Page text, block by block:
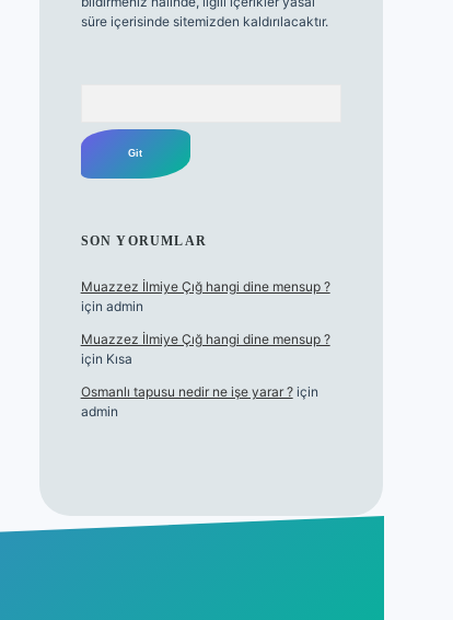
süre içerisinde sitemizden kaldırılacaktır.
SON YORUMLAR
Muazzez İlmiye Çığ hangi dine mensup ?
için admin
Muazzez İlmiye Çığ hangi dine mensup ?
için Kısa
Osmanlı tapusu nedir ne işe yarar ?için
admin